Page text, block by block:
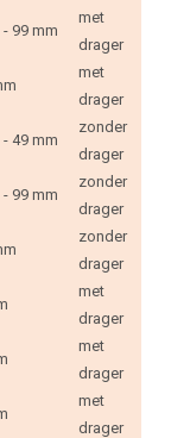
99 mm
met
drager
met
drager
49 mm
zonder
drager
99 mm
zonder
drager
zonder
drager
met
drager
met
drager
met
drager